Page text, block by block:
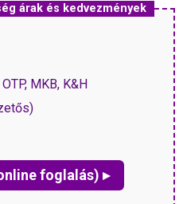
árak és kedvezmények
MKB, K&H
foglalás) ▸